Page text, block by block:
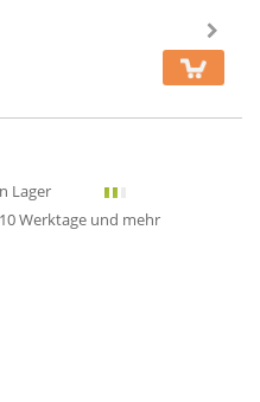
Lager
Werktage und mehr